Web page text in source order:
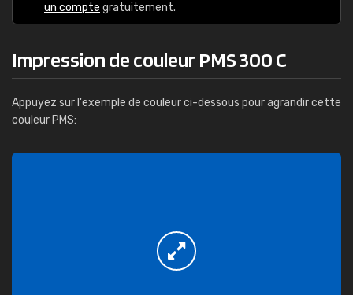
un compte gratuitement.
Impression de couleur PMS 300 C
Appuyez sur l'exemple de couleur ci-dessous pour agrandir cette
couleur PMS: